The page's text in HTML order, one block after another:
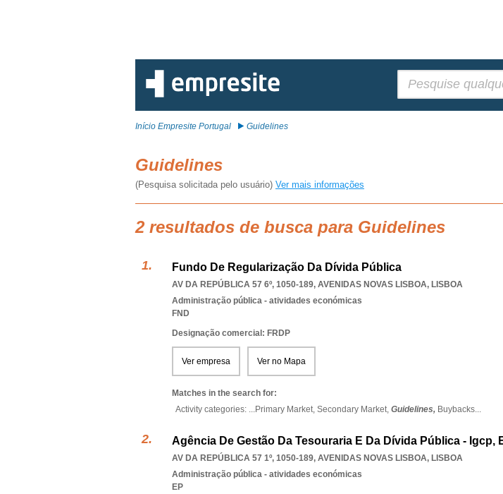
Início Empresite Portugal Guidelines
Guidelines
(Pesquisa solicitada pelo usuário) Ver mais informações
2 resultados de busca para Guidelines
Fundo De Regularização Da Dívida Pública
AV DA REPÚBLICA 57 6º, 1050-189, AVENIDAS NOVAS LISBOA, LISBOA
Administração pública - atividades económicas
FND
Designação comercial: FRDP
Ver empresa Ver no Mapa
Matches in the search for:
Activity categories: ...Primary Market, Secondary Market, Guidelines, Buybacks...
Agência De Gestão Da Tesouraria E Da Dívida Pública - Igcp,
AV DA REPÚBLICA 57 1º, 1050-189, AVENIDAS NOVAS LISBOA, LISBOA
Administração pública - atividades económicas
EP